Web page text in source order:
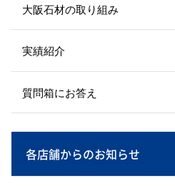
大阪石材の取り組み
実績紹介
質問箱にお答え
各店舗からのお知らせ